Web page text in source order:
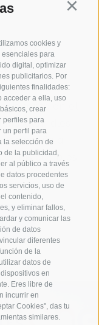
cookies y
esenciales para
digital, optimizar
publicitarios. Por
finalidades:
acceder a ella, uso
crear
perfiles para
un perfil para
la selección de
de la publicidad,
al público a través
datos procedentes
servicios, uso de
contenido,
y eliminar fallos,
y comunicar las
de datos
diferentes
de la
datos de
en
Eres libre de
incurrir en
Cookies", das tu
similares.
en el
dles
a
las cumbres